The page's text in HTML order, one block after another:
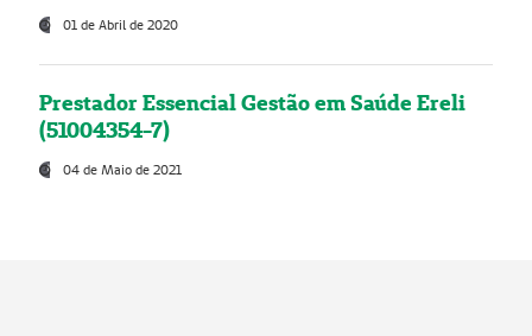
01 de Abril de 2020
Prestador Essencial Gestão em Saúde Ereli
(51004354-7)
04 de Maio de 2021